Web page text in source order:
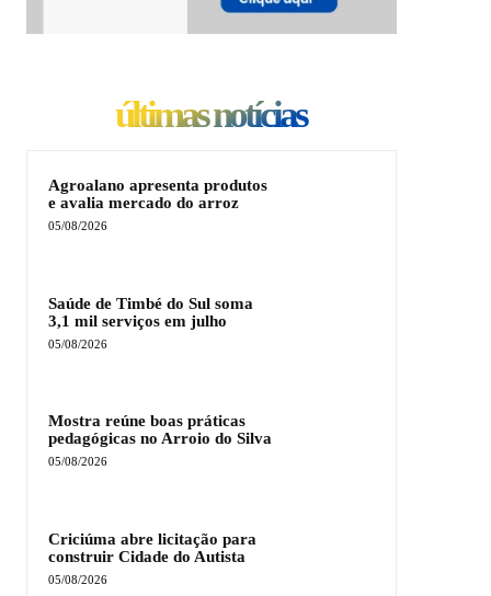
últimas notícias
Agroalano apresenta produtos
e avalia mercado do arroz
05/08/2026
Saúde de Timbé do Sul soma
3,1 mil serviços em julho
05/08/2026
Mostra reúne boas práticas
pedagógicas no Arroio do Silva
05/08/2026
Criciúma abre licitação para
construir Cidade do Autista
05/08/2026